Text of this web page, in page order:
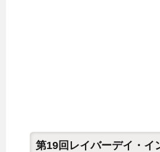
第19回レイバーデイ・イ